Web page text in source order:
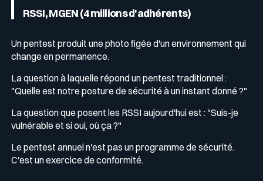
RSSI, MGEN (4 millions d'adhérents)
Un pentest produit une photo figée d'un environnement qui
change en permanence.
La question à laquelle répond un pentest traditionnel :
"Quelle est notre posture de sécurité à un instant donné ?"
La question que posent les RSSI aujourd'hui est : "Suis-je
vulnérable et si oui, où ça ?"
Le pentest annuel n'est pas un programme de sécurité.
C'est un exercice de conformité.